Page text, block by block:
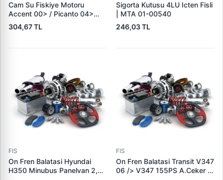
Cam Su Fiskiye Motoru
Accent 00> / Picanto 04>
Tek Cikis IX35 Tucson (Jm) |
MEAT&DORIA 20137 | OEM
304,67 TL
Sigorta Kutusu 4LU Icten Fisli
| MTA 01-00540
246,03 TL
FIS
On Fren Balatasi Hyundai
H350 Minubus Panelvan 2,5
FIS
On Fren Balatasi Transit V347
06 /> V347 155PS A.Ceker 11